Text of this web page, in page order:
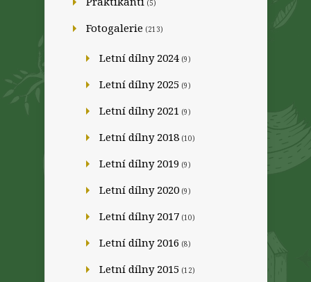
(5)
Fotogalerie (213)
Letní dílny 2024 (9)
Letní dílny 2025 (9)
Letní dílny 2021 (9)
Letní dílny 2018 (10)
Letní dílny 2019 (9)
Letní dílny 2020 (9)
Letní dílny 2017 (10)
Letní dílny 2016 (8)
Letní dílny 2015 (12)